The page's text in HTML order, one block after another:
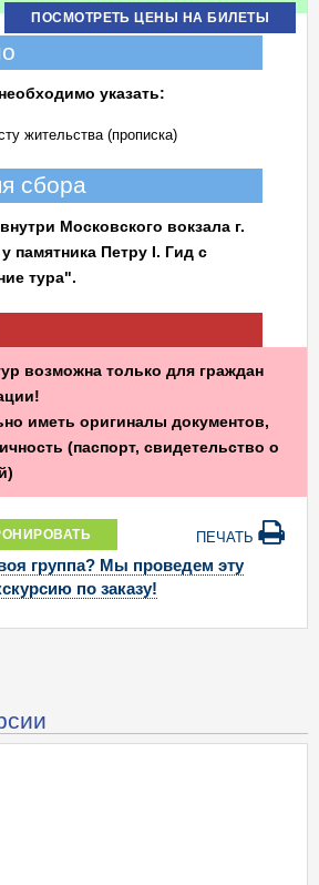
ПОСМОТРЕТЬ ЦЕНЫ НА БИЛЕТЫ
указать:
жительства (прописка)
сбора
Московского вокзала г.
памятника Петру I. Гид с
тура".
возможна только для граждан
иметь оригиналы документов,
(паспорт, свидетельство о
ПЕЧАТЬ
группа? Мы проведем эту
по заказу!